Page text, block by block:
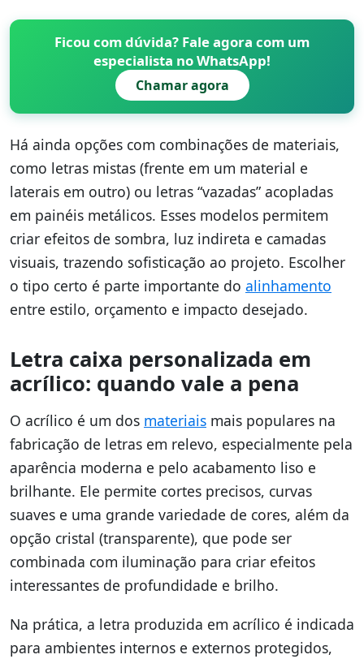
Ficou com dúvida? Fale agora com um
especialista no WhatsApp!
Chamar agora
Há ainda opções com combinações de materiais,
como letras mistas (frente em um material e
laterais em outro) ou letras “vazadas” acopladas
em painéis metálicos. Esses modelos permitem
criar efeitos de sombra, luz indireta e camadas
visuais, trazendo sofisticação ao projeto. Escolher
o tipo certo é parte importante do alinhamento
entre estilo, orçamento e impacto desejado.
Letra caixa personalizada em
acrílico: quando vale a pena
O acrílico é um dos materiais mais populares na
fabricação de letras em relevo, especialmente pela
aparência moderna e pelo acabamento liso e
brilhante. Ele permite cortes precisos, curvas
suaves e uma grande variedade de cores, além da
opção cristal (transparente), que pode ser
combinada com iluminação para criar efeitos
interessantes de profundidade e brilho.
Na prática, a letra produzida em acrílico é indicada
para ambientes internos e externos protegidos,